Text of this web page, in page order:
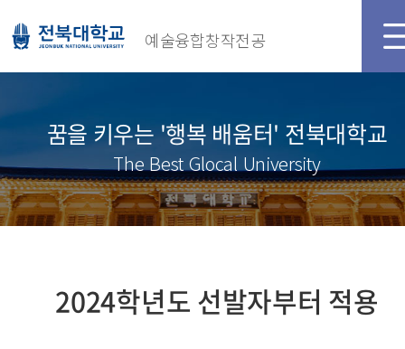
예술융합창작전공
꿈을 키우는 '행복 배움터' 전북대학교
The Best Glocal University
2024학년도 선발자부터 적용